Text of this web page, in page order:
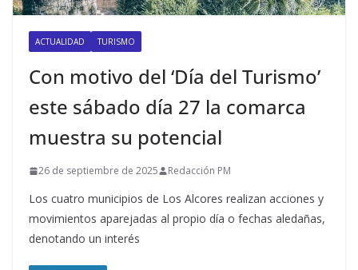
ACTUALIDAD TURISMO
Con motivo del ‘Día del Turismo’
este sábado día 27 la comarca
muestra su potencial
26 de septiembre de 2025 Redacción PM
Los cuatro municipios de Los Alcores realizan acciones y
movimientos aparejadas al propio día o fechas aledañas,
denotando un interés